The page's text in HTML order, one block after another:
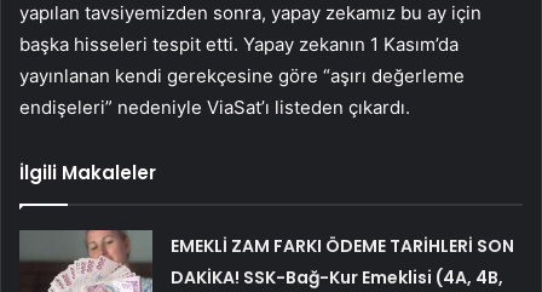
yapılan tavsiyemizden sonra, yapay zekamız bu ay için
başka hisseleri tespit etti. Yapay zekanın 1 Kasım’da
yayınlanan kendi gerekçesine göre “aşırı değerleme
endişeleri” nedeniyle ViaSat’ı listeden çıkardı.
İlgili Makaleler
EMEKLİ ZAM FARKI ÖDEME TARİHLERİ SON
DAKİKA! SSK-Bağ-Kur Emeklisi (4A, 4B,